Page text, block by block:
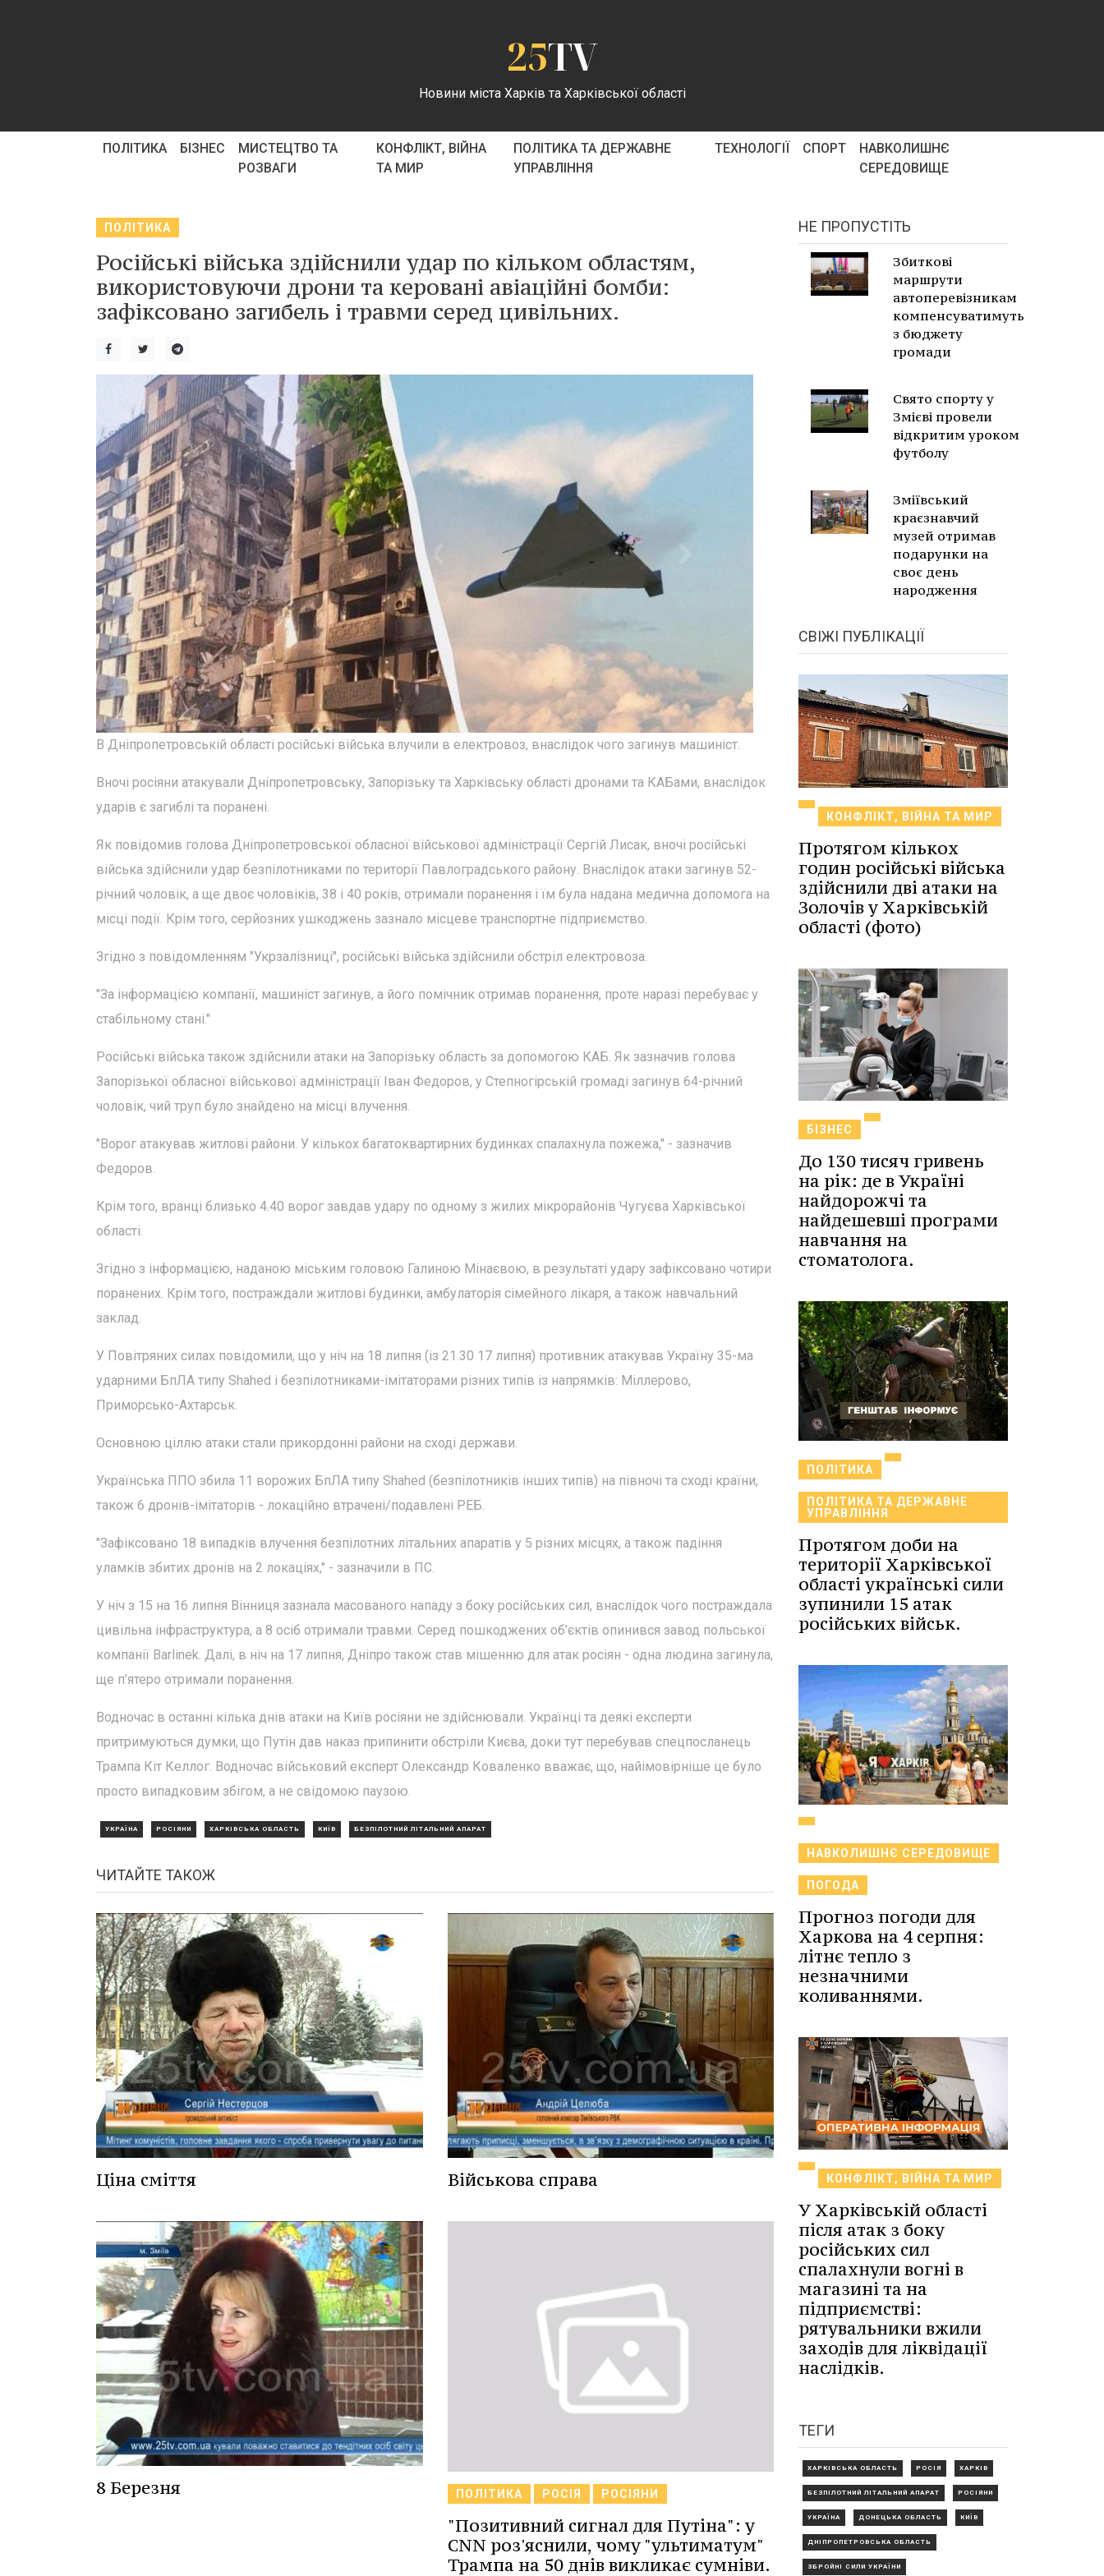
25TV
Новини міста Харків та Харківської області
ПОЛІТИКА БІЗНЕС
МИСТЕЦТВО ТА
РОЗВАГИ
КОНФЛІКТ, ВІЙНА
ТА МИР
ПОЛІТИКА ТА ДЕРЖАВНЕ
УПРАВЛІННЯ
ТЕХНОЛОГІЇ СПОРТ
НАВКОЛИШНЄ
СЕРЕДОВИЩЕ
ПОЛІТИКА
Російські війська здійснили удар по кільком областям,
використовуючи дрони та керовані авіаційні бомби:
зафіксовано загибель і травми серед цивільних.
В Дніпропетровській області російські війська влучили в електровоз, внаслідок чого загинув машиніст.
Вночі росіяни атакували Дніпропетровську, Запорізьку та Харківську області дронами та КАБами, внаслідок
ударів є загиблі та поранені.
Як повідомив голова Дніпропетровської обласної військової адміністрації Сергій Лисак, вночі російські
війська здійснили удар безпілотниками по території Павлоградського району. Внаслідок атаки загинув 52-
річний чоловік, а ще двоє чоловіків, 38 і 40 років, отримали поранення і їм була надана медична допомога на
місці події. Крім того, серйозних ушкоджень зазнало місцеве транспортне підприємство.
Згідно з повідомленням "Укрзалізниці", російські війська здійснили обстріл електровоза.
"За інформацією компанії, машиніст загинув, а його помічник отримав поранення, проте наразі перебуває у
стабільному стані."
Російські війська також здійснили атаки на Запорізьку область за допомогою КАБ. Як зазначив голова
Запорізької обласної військової адміністрації Іван Федоров, у Степногірській громаді загинув 64-річний
чоловік, чий труп було знайдено на місці влучення.
"Ворог атакував житлові райони. У кількох багатоквартирних будинках спалахнула пожежа," - зазначив
Федоров.
Крім того, вранці близько 4.40 ворог завдав удару по одному з жилих мікрорайонів Чугуєва Харківської
області.
Згідно з інформацією, наданою міським головою Галиною Мінаєвою, в результаті удару зафіксовано чотири
поранених. Крім того, постраждали житлові будинки, амбулаторія сімейного лікаря, а також навчальний
заклад.
У Повітряних силах повідомили, що у ніч на 18 липня (із 21.30 17 липня) противник атакував Україну 35-ма
ударними БпЛА типу Shahed і безпілотниками-імітаторами різних типів із напрямків: Міллерово,
Приморсько-Ахтарськ.
Основною ціллю атаки стали прикордонні райони на сході держави.
Українська ППО збила 11 ворожих БпЛА типу Shahed (безпілотників інших типів) на півночі та сході країни,
також 6 дронів-імітаторів - локаційно втрачені/подавлені РЕБ.
"Зафіксовано 18 випадків влучення безпілотних літальних апаратів у 5 різних місцях, а також падіння
уламків збитих дронів на 2 локаціях," - зазначили в ПС.
У ніч з 15 на 16 липня Вінниця зазнала масованого нападу з боку російських сил, внаслідок чого постраждала
цивільна інфраструктура, а 8 осіб отримали травми. Серед пошкоджених об’єктів опинився завод польської
компанії Barlinek. Далі, в ніч на 17 липня, Дніпро також став мішенню для атак росіян - одна людина загинула,
ще п’ятеро отримали поранення.
Водночас в останні кілька днів атаки на Київ росіяни не здійснювали. Українці та деякі експерти
притримуються думки, що Путін дав наказ припинити обстріли Києва, доки тут перебував спецпосланець
Трампа Кіт Келлог. Водночас військовий експерт Олександр Коваленко вважає, що, найімовірніше це було
просто випадковим збігом, а не свідомою паузою.
УКРАЇНА РОСІЯНИ ХАРКІВСЬКА ОБЛАСТЬ КИЇВ БЕЗПІЛОТНИЙ ЛІТАЛЬНИЙ АПАРАТ
ЧИТАЙТЕ ТАКОЖ
Ціна сміття Військова справа
8 Березня ПОЛІТИКА РОСІЯ РОСІЯНИ
"Позитивний сигнал для Путіна": у
CNN роз'яснили, чому "ультиматум"
Трампа на 50 днів викликає сумніви.
НЕ ПРОПУСТІТЬ
Збиткові
маршрути
автоперевізникам
компенсуватимуть
з бюджету
громади
Свято спорту у
Змієві провели
відкритим уроком
футболу
Зміївський
краєзнавчий
музей отримав
подарунки на
своє день
народження
СВІЖІ ПУБЛІКАЦІЇ
КОНФЛІКТ, ВІЙНА ТА МИР
Протягом кількох
годин російські війська
здійснили дві атаки на
Золочів у Харківській
області (фото)
БІЗНЕС
До 130 тисяч гривень
на рік: де в Україні
найдорожчі та
найдешевші програми
навчання на
стоматолога.
ПОЛІТИКА
ПОЛІТИКА ТА ДЕРЖАВНЕ
УПРАВЛІННЯ
Протягом доби на
території Харківської
області українські сили
зупинили 15 атак
російських військ.
НАВКОЛИШНЄ СЕРЕДОВИЩЕ
ПОГОДА
Прогноз погоди для
Харкова на 4 серпня:
літнє тепло з
незначними
коливаннями.
КОНФЛІКТ, ВІЙНА ТА МИР
У Харківській області
після атак з боку
російських сил
спалахнули вогні в
магазині та на
підприємстві:
рятувальники вжили
заходів для ліквідації
наслідків.
ТЕГИ
ХАРКІВСЬКА ОБЛАСТЬ РОСІЯ ХАРКІВ
БЕЗПІЛОТНИЙ ЛІТАЛЬНИЙ АПАРАТ РОСІЯНИ
УКРАЇНА ДОНЕЦЬКА ОБЛАСТЬ КИЇВ
ДНІПРОПЕТРОВСЬКА ОБЛАСТЬ
ЗБРОЙНІ СИЛИ УКРАЇНИ